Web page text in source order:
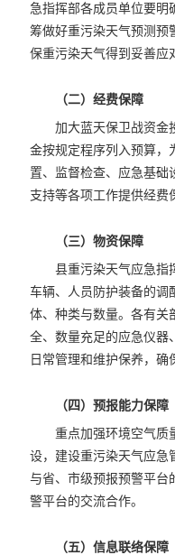
急指挥部各成员单位要明
筹做好重污染天气预测预
保重污染天气得到妥善应
（二）经费保障
加大蓝天保卫战资金
金按规定程序列入预算，
置、监督检查、应急基础
支持等各项工作提供经费
（三）物资保障
县重污染天气应急指
车辆、人员防护装备的调
体、种类与数量。各有关
全、数量充足的应急仪器
日常管理和维护保养，确
（四）预报能力保障
重点加强环境空气质
设，建设重污染天气应急
与省、市级预报预警平台
警平台的交流合作。
（五）信息联络保障